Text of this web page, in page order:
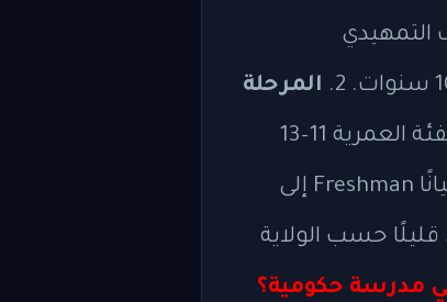
المرحلة
الصفوف 6 أو 7 حتى 8، للفئة العمرية 11–13
من الصف 9 إلى 12 (يسمى أحيانًا Freshman إلى
حسب الولاية
مدرسة حكومية؟